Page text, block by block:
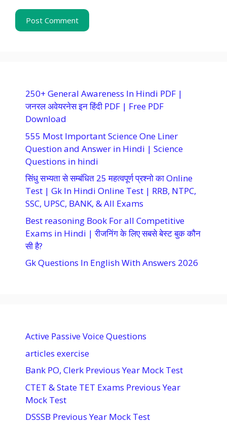
250+ General Awareness In Hindi PDF |
जनरल अवेयरनेस इन हिंदी PDF | Free PDF
Download
555 Most Important Science One Liner
Question and Answer in Hindi | Science
Questions in hindi
सिंधु सभ्यता से सम्बंधित 25 महत्वपूर्ण प्रश्नो का Online
Test | Gk In Hindi Online Test | RRB, NTPC,
SSC, UPSC, BANK, & All Exams
Best reasoning Book For all Competitive
Exams in Hindi | रीजनिंग के लिए सबसे बेस्ट बुक कौन
सी है?
Gk Questions In English With Answers 2026
Active Passive Voice Questions
articles exercise
Bank PO, Clerk Previous Year Mock Test
CTET & State TET Exams Previous Year
Mock Test
DSSSB Previous Year Mock Test